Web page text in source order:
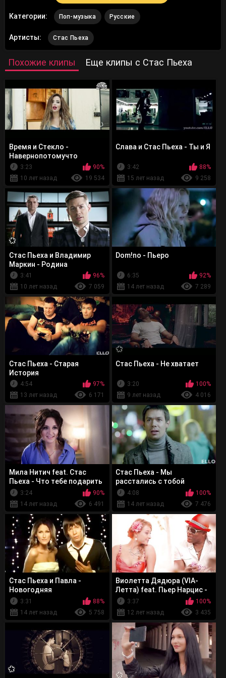
Категории: Поп-музыка Русские
Артисты: Стас Пьеха
Похожие клипы Еще клипы с Стас Пьеха
Время и Стекло -
Навернопотомучто
3:23
90%
10 лет назад
19 534
Слава и Стас Пьеха - Ты и Я
3:42
88%
15 лет назад
9 258
Стас Пьеха и Владимир
Маркин - Родина
3:41
96%
10 лет назад
7 059
Dom!no - Пьеро
6:35
92%
14 лет назад
7 289
Стас Пьеха - Старая
История
4:54
97%
13 лет назад
6 171
Стас Пьеха - Не хватает
3:20
100%
9 лет назад
4 016
Мила Нитич feat. Стас
Пьеха - Что тебе подарить
3:24
90%
14 лет назад
6 491
Стас Пьеха - Мы
расстались с тобой
4:08
100%
14 лет назад
7 476
Стас Пьеха и Павла -
Новогодняя
3:31
88%
14 лет назад
5 758
Виолетта Дядюра (VIA-
Летта) feat. Пьер Нарцис -
Лето3:37
100%
12 лет назад
3 435